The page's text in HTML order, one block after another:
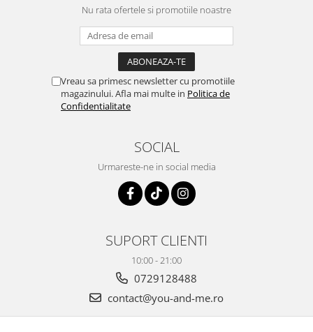
Nu rata ofertele si promotiile noastre
Vreau sa primesc newsletter cu promotiile
magazinului. Afla mai multe in Politica de
Confidentialitate
SOCIAL
Urmareste-ne in social media
SUPORT CLIENTI
10:00 - 21:00
0729128488
contact@you-and-me.ro